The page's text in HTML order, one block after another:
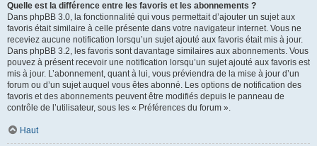
Quelle est la différence entre les favoris et les abonnements ?
Dans phpBB 3.0, la fonctionnalité qui vous permettait d’ajouter un sujet aux
favoris était similaire à celle présente dans votre navigateur internet. Vous ne
receviez aucune notification lorsqu’un sujet ajouté aux favoris était mis à jour.
Dans phpBB 3.2, les favoris sont davantage similaires aux abonnements. Vous
pouvez à présent recevoir une notification lorsqu’un sujet ajouté aux favoris est
mis à jour. L’abonnement, quant à lui, vous préviendra de la mise à jour d’un
forum ou d’un sujet auquel vous êtes abonné. Les options de notification des
favoris et des abonnements peuvent être modifiés depuis le panneau de
contrôle de l’utilisateur, sous les « Préférences du forum ».
Haut